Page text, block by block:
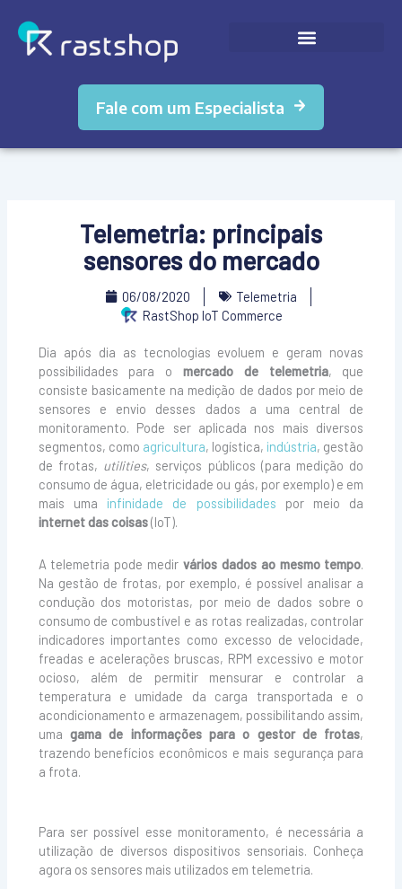
para
Fale com um Especialista
Telemetria: principais
sensores do mercado
06/08/2020
Telemetria
RastShop IoT Commerce
Dia após dia as tecnologias evoluem e geram novas
possibilidades para o mercado de telemetria, que
consiste basicamente na medição de dados por meio de
sensores e envio desses dados a uma central de
monitoramento. Pode ser aplicada nos mais diversos
segmentos, como agricultura, logística, indústria, gestão
de frotas, utilities, serviços públicos (para medição do
consumo de água, eletricidade ou gás, por exemplo) e em
mais uma infinidade de possibilidades por meio da
internet das coisas(IoT).
A telemetria pode medir vários dados ao mesmo tempo.
Na gestão de frotas, por exemplo, é possível analisar a
condução dos motoristas, por meio de dados sobre o
consumo de combustível e as rotas realizadas, controlar
indicadores importantes como excesso de velocidade,
freadas e acelerações bruscas, RPM excessivo e motor
ocioso, além de permitir mensurar e controlar a
temperatura e umidade da carga transportada e o
acondicionamento e armazenagem, possibilitando assim,
uma gama de informações para o gestor de frotas,
trazendo benefícios econômicos e mais segurança para
a frota.
Para ser possível esse monitoramento, é necessária a
utilização de diversos dispositivos sensoriais. Conheça
agora os sensores mais utilizados em telemetria.